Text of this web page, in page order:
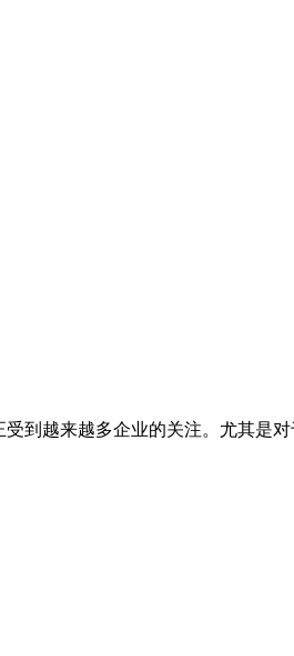
到越来越多企业的关注。尤其是